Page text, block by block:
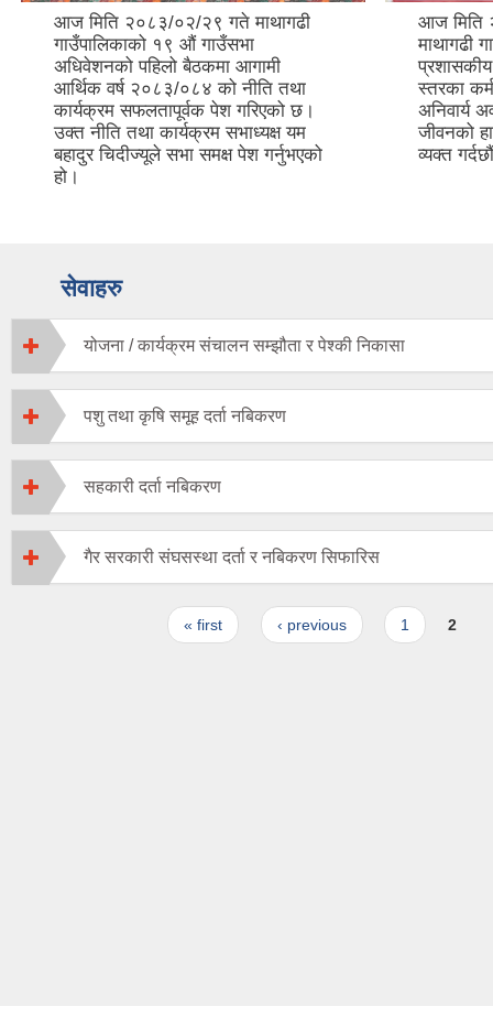
आज मिति २०८३/०२/२९ गते माथागढी
गाउँपालिकाको १९ औं गाउँसभा
अधिवेशनको पहिलो बैठकमा आगामी
आर्थिक वर्ष २०८३/०८४ को नीति तथा
कार्यक्रम सफलतापूर्वक पेश गरिएको छ।
उक्त नीति तथा कार्यक्रम सभाध्यक्ष यम
बहादुर चिदीज्यूले सभा समक्ष पेश गर्नुभएको
हो।
आज मिति
माथागढी
स्तरका
अनिवार्य
जीवनको
व्यक्त
सेवाहरु
योजना / कार्यक्रम संचालन सम्झौता र पेश्की निकासा
पशु तथा कृषि समूह दर्ता नबिकरण
सहकारी दर्ता नबिकरण
गैर सरकारी संघसस्था दर्ता र नबिकरण सिफारिस
« first ‹ previous 1 2